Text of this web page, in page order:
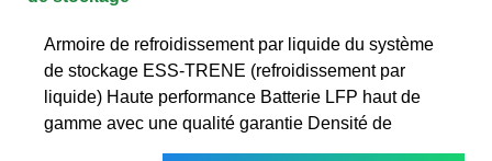
Armoire de refroidissement par liquide du système
de stockage ESS-TRENE (refroidissement par
liquide) Haute performance Batterie LFP haut de
gamme avec une qualité garantie Densité de